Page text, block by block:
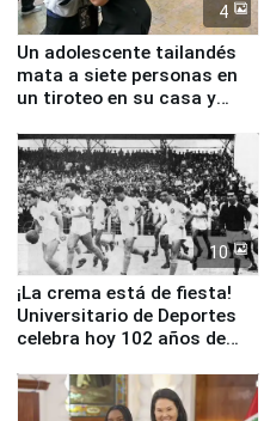
4
Un adolescente tailandés
mata a siete personas en
un tiroteo en su casa y
10
¡La crema está de fiesta!
Universitario de Deportes
celebra hoy 102 años de